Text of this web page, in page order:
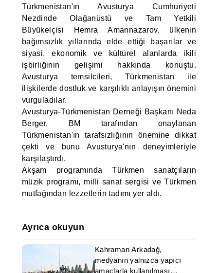
Türkmenistan'ın Avusturya Cumhuriyeti
Nezdinde Olağanüstü ve Tam Yetkili
Büyükelçisi Hemra Amannazarov, ülkenin
bağımsızlık yıllarında elde ettiği başarılar ve
siyasi, ekonomik ve kültürel alanlarda ikili
işbirliğinin gelişimi hakkında konuştu.
Avusturya temsilcileri, Türkmenistan ile
ilişkilerde dostluk ve karşılıklı anlayışın önemini
vurguladılar.
Avusturya-Türkmenistan Derneği Başkanı Neda
Berger, BM tarafından onaylanan
Türkmenistan'ın tarafsızlığının önemine dikkat
çekti ve bunu Avusturya'nın deneyimleriyle
karşılaştırdı.
Akşam programında Türkmen sanatçıların
müzik programı, milli sanat sergisi ve Türkmen
mutfağından lezzetlerin tadımı yer aldı.
Ayrıca okuyun
Kahraman Arkadağ,
medyanın yalnızca yapıcı
amaçlarla kullanılması